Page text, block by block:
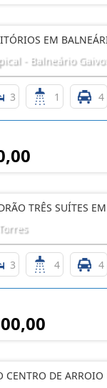
EM
- Balneário
3 1 4
TRÊS SUÍTES
3 4 4
CENTRO DE ARROIO